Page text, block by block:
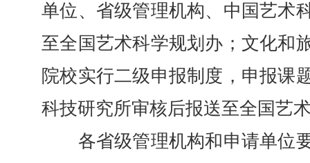
单位、省级管理机构、中国艺术
至全国艺术科学规划办；文化和
院校实行二级申报制度，申报课
科技研究所审核后报送至全国艺
各省级管理机构和申请单位